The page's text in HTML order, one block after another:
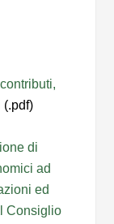
(.pdf)
di
ad
ed
Consiglio